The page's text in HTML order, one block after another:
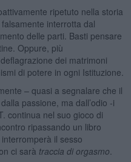
ripetuto nella storia
interrotta dal
delle parti. Basti pensare
Oppure, più
dei matrimoni
di potere in ogni Istituzione.
– quasi a segnalare che il
passione, ma dall’odio -i
continua nel suo gioco di
ripassando un libro
il sesso
ci sarà traccia di orgasmo